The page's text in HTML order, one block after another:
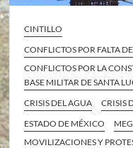
CINTILLO
CONFLICTOS POR FALTA
CONFLICTOS POR LA
BASE MILITAR DE SANTA
CRISIS DEL AGUA
CRISIS
ESTADO DE MÉXICO
MOVILIZACIONES Y